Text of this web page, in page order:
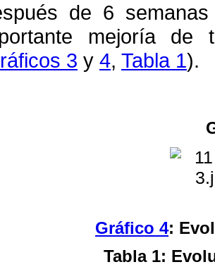
de 6
mejoría de
3 y 4, Tabla 1).
Gráfico 4:
Tabla 1: